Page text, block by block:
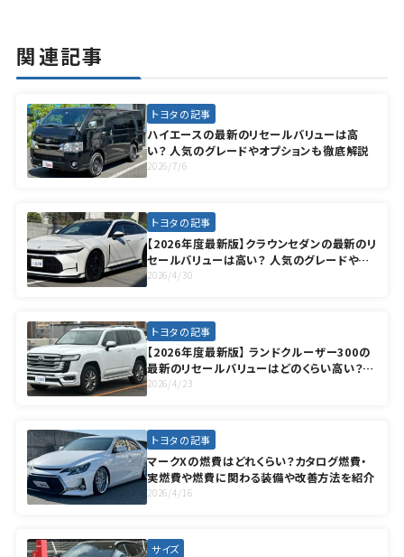
関連記事
トヨタの記事
ハイエースの最新のリセールバリューは高
い？ 人気のグレードやオプションも徹底解説
2026/7/6
トヨタの記事
【2026年度最新版】クラウンセダンの最新のリ
セールバリューは高い？ 人気のグレードやオ
プションも徹底解説
2026/4/30
トヨタの記事
【2026年度最新版】 ランドクルーザー300の
最新のリセールバリューはどのくらい高い？
人気のグレードやオプションも徹底解説
2026/4/23
トヨタの記事
マークXの燃費はどれくらい？カタログ燃費・
実燃費や燃費に関わる装備や改善方法を紹介
2026/4/16
サイズ